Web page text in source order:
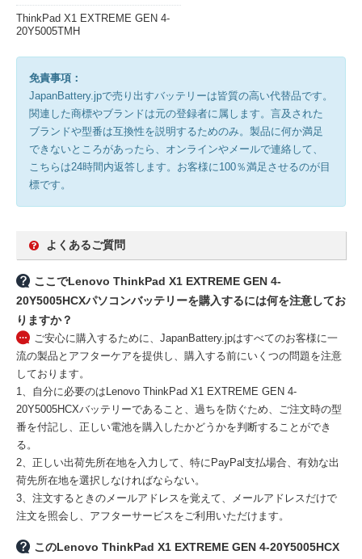
ThinkPad X1 EXTREME GEN 4-
20Y5005TMH
免責事項：
JapanBattery.jpで売り出すバッテリーは皆質の高い代替品です。
関連した商標やブランドは元の登録者に属します。言及された
ブランドや型番は互換性を説明するためのみ。製品に何か満足
できないところがあったら、オンラインやメールで連絡して、
こちらは24時間内返答します。お客様に100％満足させるのが目
標です。
よくあるご質問
ここでLenovo ThinkPad X1 EXTREME GEN 4-
20Y5005HCXパソコンバッテリーを購入するには何を注意してお
りますか？
ご安心に購入するために、JapanBattery.jpはすべてのお客様に一
流の製品とアフターケアを提供し、購入する前にいくつの問題を注意
しております。
1、自分に必要のはLenovo ThinkPad X1 EXTREME GEN 4-
20Y5005HCXバッテリーであること、過ちを防ぐため、ご注文時の型
番を付記し、正しい電池を購入したかどうかを判断することができ
る。
2、正しい出荷先所在地を入力して、特にPayPal支払場合、有効な出
荷先所在地を選択しなければならない。
3、注文するときのメールアドレスを覚えて、メールアドレスだけで
注文を照会し、アフターサービスをご利用いただけます。
このLenovo ThinkPad X1 EXTREME GEN 4-20Y5005HCX